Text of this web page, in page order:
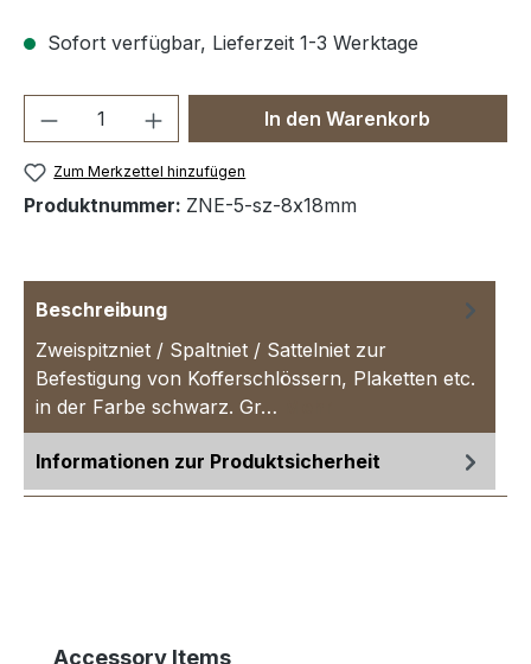
Sofort verfügbar, Lieferzeit 1-3 Werktage
Produkt Anzahl: Gib denIn den Warenkorb
Zum Merkzettel hinzufügen
Produktnummer: ZNE-5-sz-8x18mm
Beschreibung
Zweispitzniet / Spaltniet / Sattelniet zur
Befestigung von Kofferschlössern, Plaketten etc.
in der Farbe schwarz. Gr…
Informationen zur Produktsicherheit
Produktgalerie überspringen
Accessory Items